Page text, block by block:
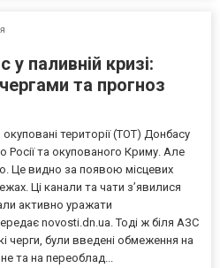
паливній кризі:
та прогноз
території (ТОТ) Донбасу
Росії та окупованого Криму. Але
Це видно за появою місцевих
Ці канали та чати з’явилися
активно уражати
novosti.dn.ua. Тоді ж біля АЗС
черги, були введені обмеження на
та на переоблад...